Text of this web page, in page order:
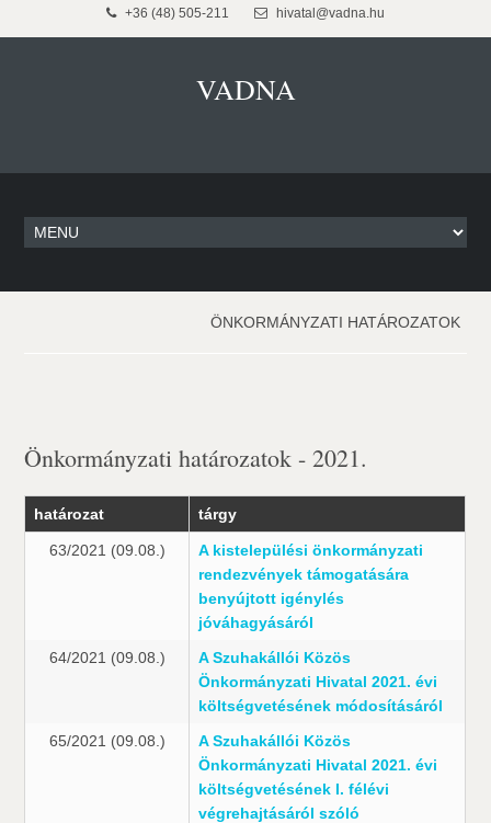
+36 (48) 505-211 hivatal@vadna.hu
VADNA
ÖNKORMÁNYZATI HATÁROZATOK
Önkormányzati határozatok - 2021.
határozat tárgy
63/2021 (09.08.)
A kistelepülési önkormányzati
rendezvények támogatására
benyújtott igénylés
jóváhagyásáról
64/2021 (09.08.)
A Szuhakállói Közös
Önkormányzati Hivatal 2021. évi
költségvetésének módosításáról
65/2021 (09.08.)
A Szuhakállói Közös
Önkormányzati Hivatal 2021. évi
költségvetésének I. félévi
végrehajtásáról szóló